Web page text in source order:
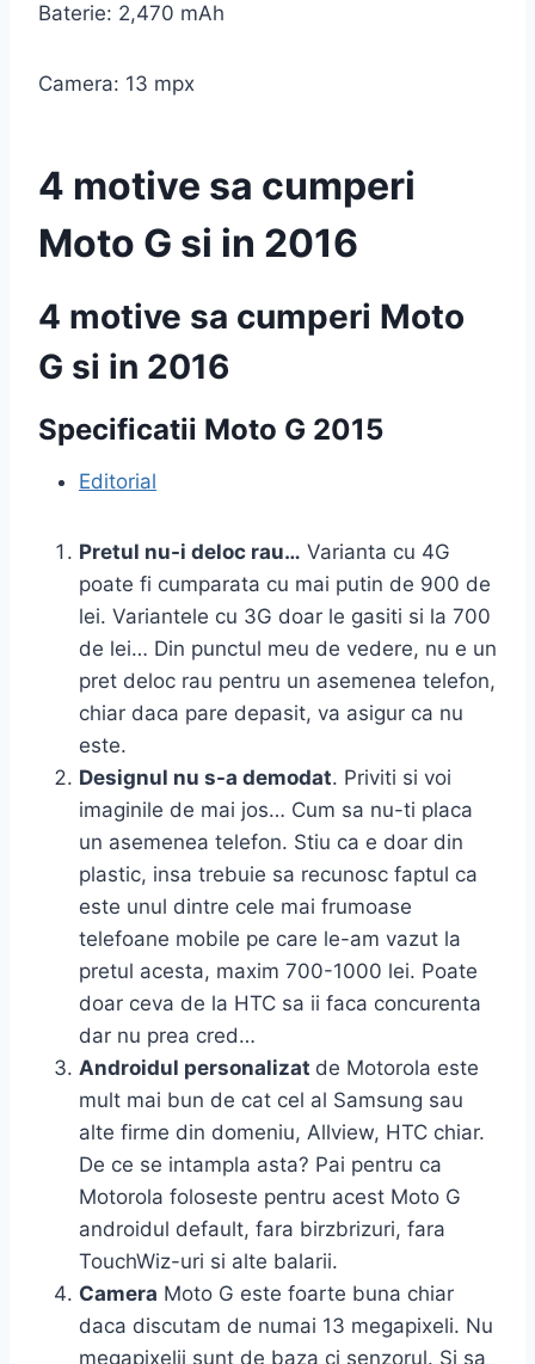
Baterie: 2,470 mAh
Camera: 13 mpx
4 motive sa cumperi
Moto G si in 2016
4 motive sa cumperi Moto
G si in 2016
Specificatii Moto G 2015
Editorial
Pretul nu-i deloc rau… Varianta cu 4G
poate fi cumparata cu mai putin de 900 de
lei. Variantele cu 3G doar le gasiti si la 700
de lei… Din punctul meu de vedere, nu e un
pret deloc rau pentru un asemenea telefon,
chiar daca pare depasit, va asigur ca nu
este.
Designul nu s-a demodat. Priviti si voi
imaginile de mai jos… Cum sa nu-ti placa
un asemenea telefon. Stiu ca e doar din
plastic, insa trebuie sa recunosc faptul ca
este unul dintre cele mai frumoase
telefoane mobile pe care le-am vazut la
pretul acesta, maxim 700-1000 lei. Poate
doar ceva de la HTC sa ii faca concurenta
dar nu prea cred…
Androidul personalizat de Motorola este
mult mai bun de cat cel al Samsung sau
alte firme din domeniu, Allview, HTC chiar.
De ce se intampla asta? Pai pentru ca
Motorola foloseste pentru acest Moto G
androidul default, fara birzbrizuri, fara
TouchWiz-uri si alte balarii.
Camera Moto G este foarte buna chiar
daca discutam de numai 13 megapixeli. Nu
megapixelii sunt de baza ci senzorul. Si sa